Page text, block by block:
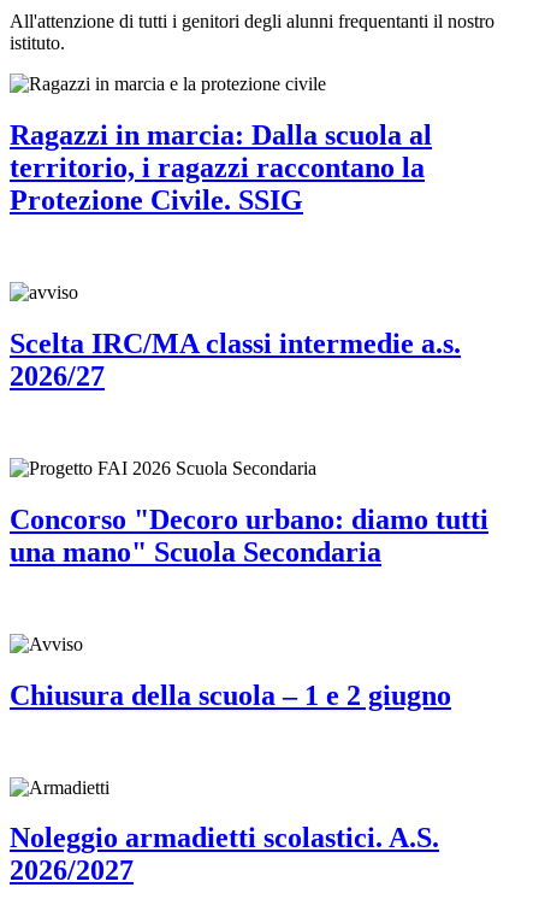
All'attenzione di tutti i genitori degli alunni frequentanti il nostro
istituto.
Ragazzi in marcia: Dalla scuola al
territorio, i ragazzi raccontano la
Protezione Civile. SSIG
Scelta IRC/MA classi intermedie a.s.
2026/27
Concorso "Decoro urbano: diamo tutti
una mano" Scuola Secondaria
Chiusura della scuola – 1 e 2 giugno
Noleggio armadietti scolastici. A.S.
2026/2027